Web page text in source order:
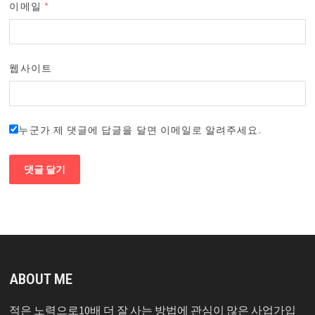
이메일 *
웹사이트
누군가 제 댓글에 답글을 달면 이메일로 알려주세요.
ABOUT ME
적은 노력으로10배 더 잘 사는 방법에 관심이 많은 사업가입